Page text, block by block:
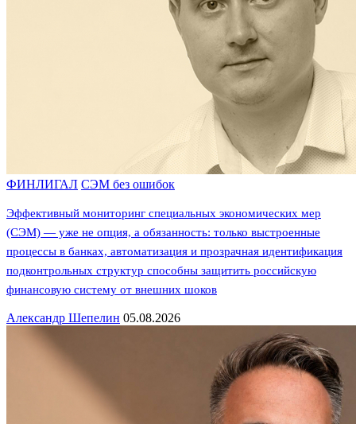
ФИНЛИГАЛ СЭМ без ошибок
Эффективный мониторинг специальных экономических мер
(СЭМ) — уже не опция, а обязанность: только выстроенные
процессы в банках, автоматизация и прозрачная идентификация
подконтрольных структур способны защитить российскую
финансовую систему от внешних шоков
Александр Шепелин 05.08.2026